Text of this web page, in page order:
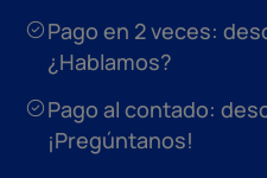
Pago en 2 veces:
¿Hablamos?
Pago al contado:
¡Pregúntanos!